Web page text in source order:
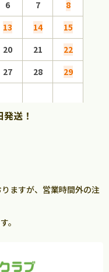
6 7
8
13 14
15
20 21
22
27 28
29
送！
ますが、営業時間外の注
。